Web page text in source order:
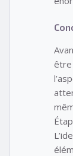
être